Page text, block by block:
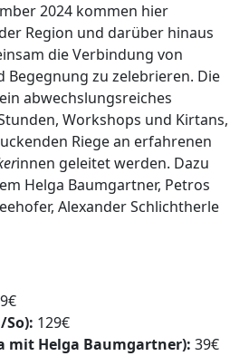
2024 kommen hier
Region und darüber hinaus
die Verbindung von
Begegnung zu zelebrieren. Die
abwechslungsreiches
Workshops und Kirtans,
Riege an erfahrenen
innen geleitet werden. Dazu
Helga Baumgartner, Petros
Alexander Schlichtherle
So): 129€
mit Helga Baumgartner): 39€